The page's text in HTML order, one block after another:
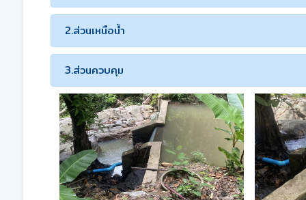
2.ส่วนเหนือน้ำ
3.ส่วนควบคุม